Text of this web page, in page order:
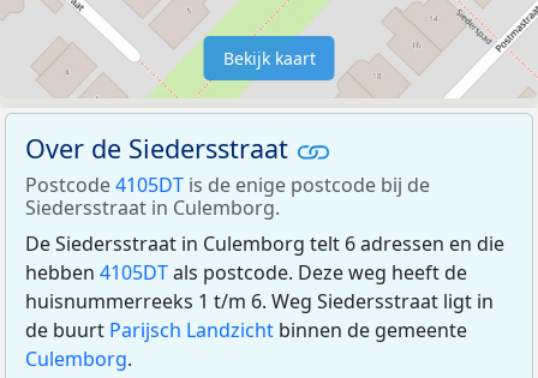
Bekijk kaart
Over de Siedersstraat
Postcode4105DT is de enige postcode bij de
Siedersstraat in Culemborg.
De Siedersstraat in Culemborg telt 6 adressen en die
hebben 4105DTals postcode. Deze weg heeft de
huisnummerreeks 1 t/m 6. Weg Siedersstraat ligt in
de buurt Parijsch Landzicht binnen de gemeente
Culemborg.